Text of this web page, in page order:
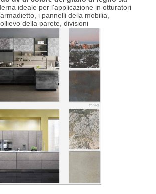
ideale per l'applicazione in otturatori
i pannelli della mobilia,
della parete, divisioni